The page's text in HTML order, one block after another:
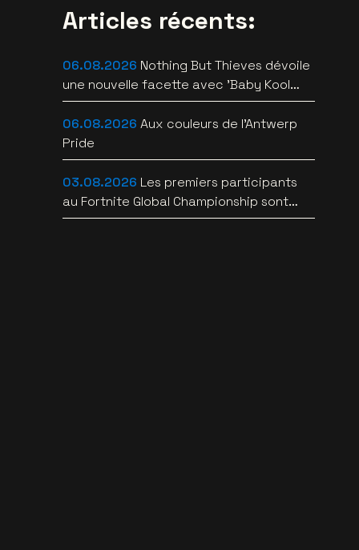
Articles récents:
06.08.2026 Nothing But Thieves dévoile
une nouvelle facette avec 'Baby Kool
(Evelyn)' [video]
06.08.2026 Aux couleurs de l'Antwerp
Pride
03.08.2026 Les premiers participants
au Fortnite Global Championship sont
connus au Lotto Arena